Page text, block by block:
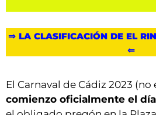
⇒ LA CLASIFICACIÓN DE EL
⇐
El Carnaval de Cádiz 2023 (no
comienzo oficialmente el